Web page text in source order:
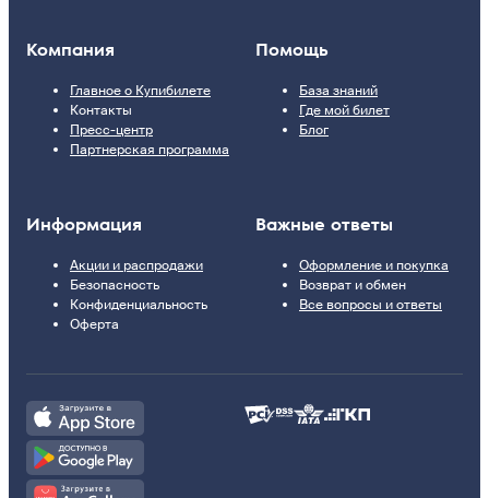
Компания
Главное о Купибилете
Контакты
Пресс-центр
Партнерская программа
Помощь
База знаний
Где мой билет
Блог
Информация
Акции и распродажи
Безопасность
Конфиденциальность
Оферта
Важные ответы
Оформление и покупка
Возврат и обмен
Все вопросы и ответы